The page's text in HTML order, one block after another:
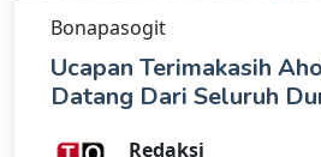
Bonapasogit
Ucapan Terimakasih
Datang Dari Seluruh
Redaksi